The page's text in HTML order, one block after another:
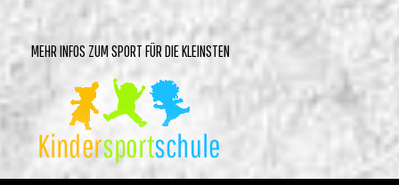
MEHR INFOS ZUM SPORT FÜR DIE KLEINSTEN